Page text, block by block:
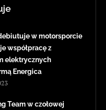
w motorsporcie
współpracę z
elektrycznych
Energica
Team w czołowej